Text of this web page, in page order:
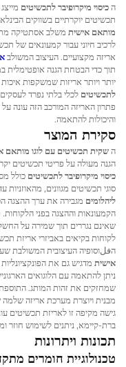
הכיסוי מיקרופיבר לתכשיטים
תכשיטים יוקרתיים בשווקים
מותאם אישית משלב אסתטיקה
לרכיב חיוני עבור קמעונאים של
אריזה מקצועיים. העיצוב המשולב
תוך כדי הבטחת הגנה אופטימלית
יותר ויותר אריזות שמשקפות
לתכשיטים לכלי בלתי נפרד
פתרון האריזה המורכב הזה עונה
והיכולות להתאמה.
סקירת המוצר
השקית תכשיטים עם לוגו מותאם
הגנה מעולה על פריטי תכשיטים
כיסוי מיקרופיבר לתכשיטים כולל
סוגי תכשיטים מגוונים,
ליהלומים מגבירה את ערך ההצגה
הקמעונאות וההצגה בפני
לקוחות בקיאים באביזרי אריזת
הفلוסופיה העיצובית המשולבת
אישית מדגיש גם את
ניתן להתאמה עם הלוגואים
שמחזקים את זהות המותג.
מבנית ויוצרת מערכת אריזה
גישה מקיפה זו לאריזת תכשיטים
ברת-קיימא, ניתנים לשימוש חוזר
תכונות ויתרונות
טכנולוגיית חומרים